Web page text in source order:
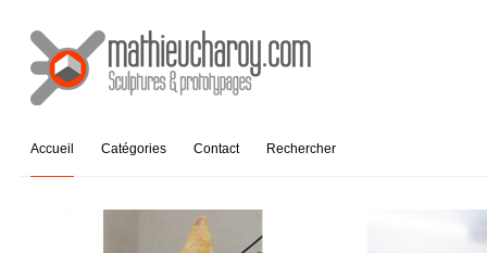
Accueil Catégories Contact Rechercher